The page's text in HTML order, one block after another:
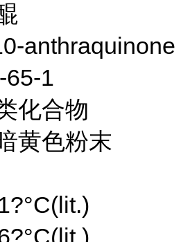
anthraquinone
65-1
化合物
黄色粉末